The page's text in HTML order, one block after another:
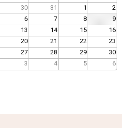
30 31 1
2
6 7 8
9
13 14 15
16
20 21 22
23
27 28 29
30
3 4 5 6